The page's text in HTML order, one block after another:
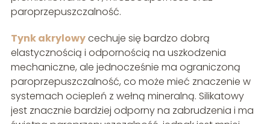
paroprzepuszczalność.
Tynk akrylowycechuje się bardzo dobrą
elastycznością i odpornością na uszkodzenia
mechaniczne, ale jednocześnie ma ograniczoną
paroprzepuszczalność, co może mieć znaczenie w
systemach ociepleń z wełną mineralną. Silikatowy
jest znacznie bardziej odporny na zabrudzenia i ma